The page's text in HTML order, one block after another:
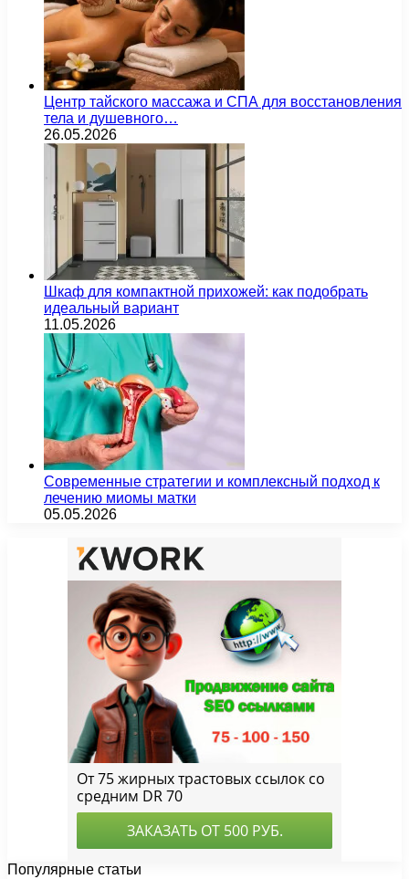
Центр тайского массажа и СПА для восстановления
тела и душевного…
26.05.2026
Шкаф для компактной прихожей: как подобрать
идеальный вариант
11.05.2026
Современные стратегии и комплексный подход к
лечению миомы матки
05.05.2026
Популярные статьи